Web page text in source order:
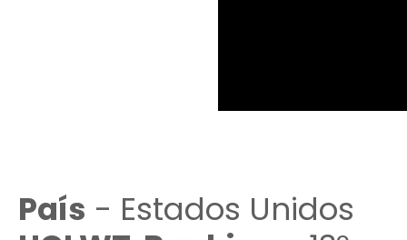
País - Estados Unidos